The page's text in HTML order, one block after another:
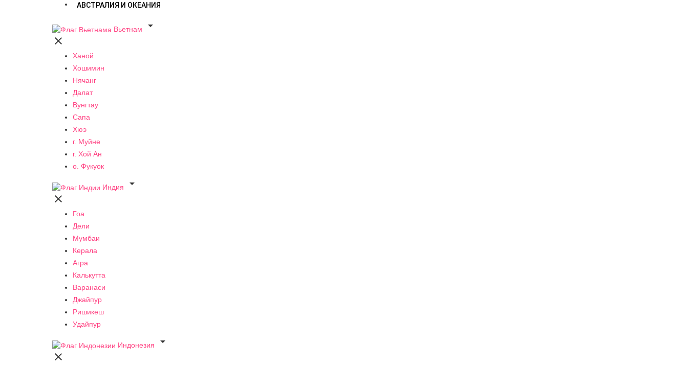
АВСТРАЛИЯ И ОКЕАНИЯ
Вьетнам


Ханой
Хошимин
Нячанг
Далат
Вунгтау
Сапа
Хюэ
г. Муйне
г. Хой Ан
о. Фукуок
Индия


Гоа
Дели
Мумбаи
Керала
Агра
Калькутта
Варанаси
Джайпур
Ришикеш
Удайпур
Индонезия

